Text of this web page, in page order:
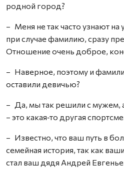
родной город?
– Меня не так часто узнают
при случае фамилию, сразу
Отношение очень доброе,
– Наверное, поэтому и
оставили девичью?
– Да, мы так решили с мужем,
– это какая‑то другая
– Известно, что ваш путь в
семейная история, так как
стал ваш дядя Андрей